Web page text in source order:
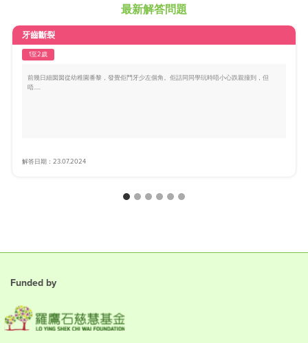
最新解答問題
牙齒斷裂
1至2歲
前幾日細囡囡從幼稚園番黎，發覺佢門牙少左個角。佢話同同學玩時唔小心跌親撞到，但
唔.....
解答日期：23.07.2024
Funded by